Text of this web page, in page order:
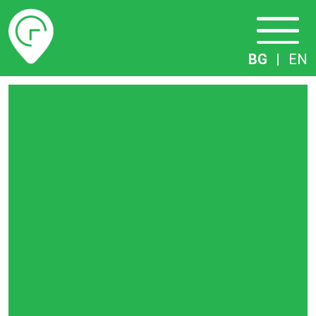
Разписание
BG | EN